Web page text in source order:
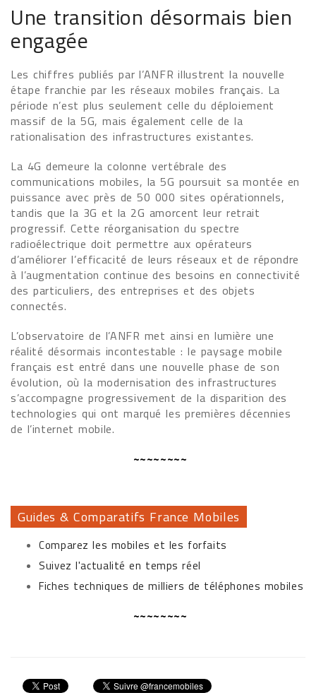
Une transition désormais bien
engagée
Les chiffres publiés par l’ANFR illustrent la nouvelle
étape franchie par les réseaux mobiles français. La
période n’est plus seulement celle du déploiement
massif de la 5G, mais également celle de la
rationalisation des infrastructures existantes.
La 4G demeure la colonne vertébrale des
communications mobiles, la 5G poursuit sa montée en
puissance avec près de 50 000 sites opérationnels,
tandis que la 3G et la 2G amorcent leur retrait
progressif. Cette réorganisation du spectre
radioélectrique doit permettre aux opérateurs
d’améliorer l’efficacité de leurs réseaux et de répondre
à l’augmentation continue des besoins en connectivité
des particuliers, des entreprises et des objets
connectés.
L’observatoire de l’ANFR met ainsi en lumière une
réalité désormais incontestable : le paysage mobile
français est entré dans une nouvelle phase de son
évolution, où la modernisation des infrastructures
s’accompagne progressivement de la disparition des
technologies qui ont marqué les premières décennies
de l’internet mobile.
~~~~~~~~
Guides & Comparatifs France Mobiles
Comparez les mobiles et les forfaits
Suivez l'actualité en temps réel
Fiches techniques de milliers de téléphones mobiles
~~~~~~~~